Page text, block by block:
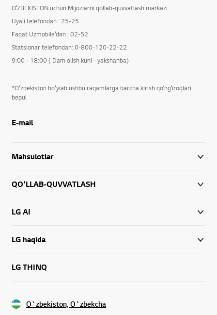
OʻZBEKISTON uchun Mijozlarni qollab-quvvatlash markazi
Uyali telefondan : 25-25
Faqat Uzmobile’dan : 02-52
Statsionar telefondan: 0-800-120-22-22
9:00 - 18:00 ( Dam olish kuni - yakshanba)
*O'zbekiston bo'ylab ushbu raqamlarga barcha kirish qoʻngʻiroqlari
bepul
E-mail
Mahsulotlar
QO'LLAB-QUVVATLASH
LG AI
LG haqida
LG THINQ
O`zbekiston, O`zbekcha